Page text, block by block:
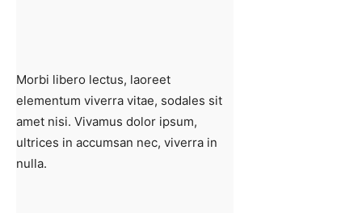
Morbi libero lectus, laoreet
elementum viverra vitae, sodales sit
amet nisi. Vivamus dolor ipsum,
ultrices in accumsan nec, viverra in
nulla.